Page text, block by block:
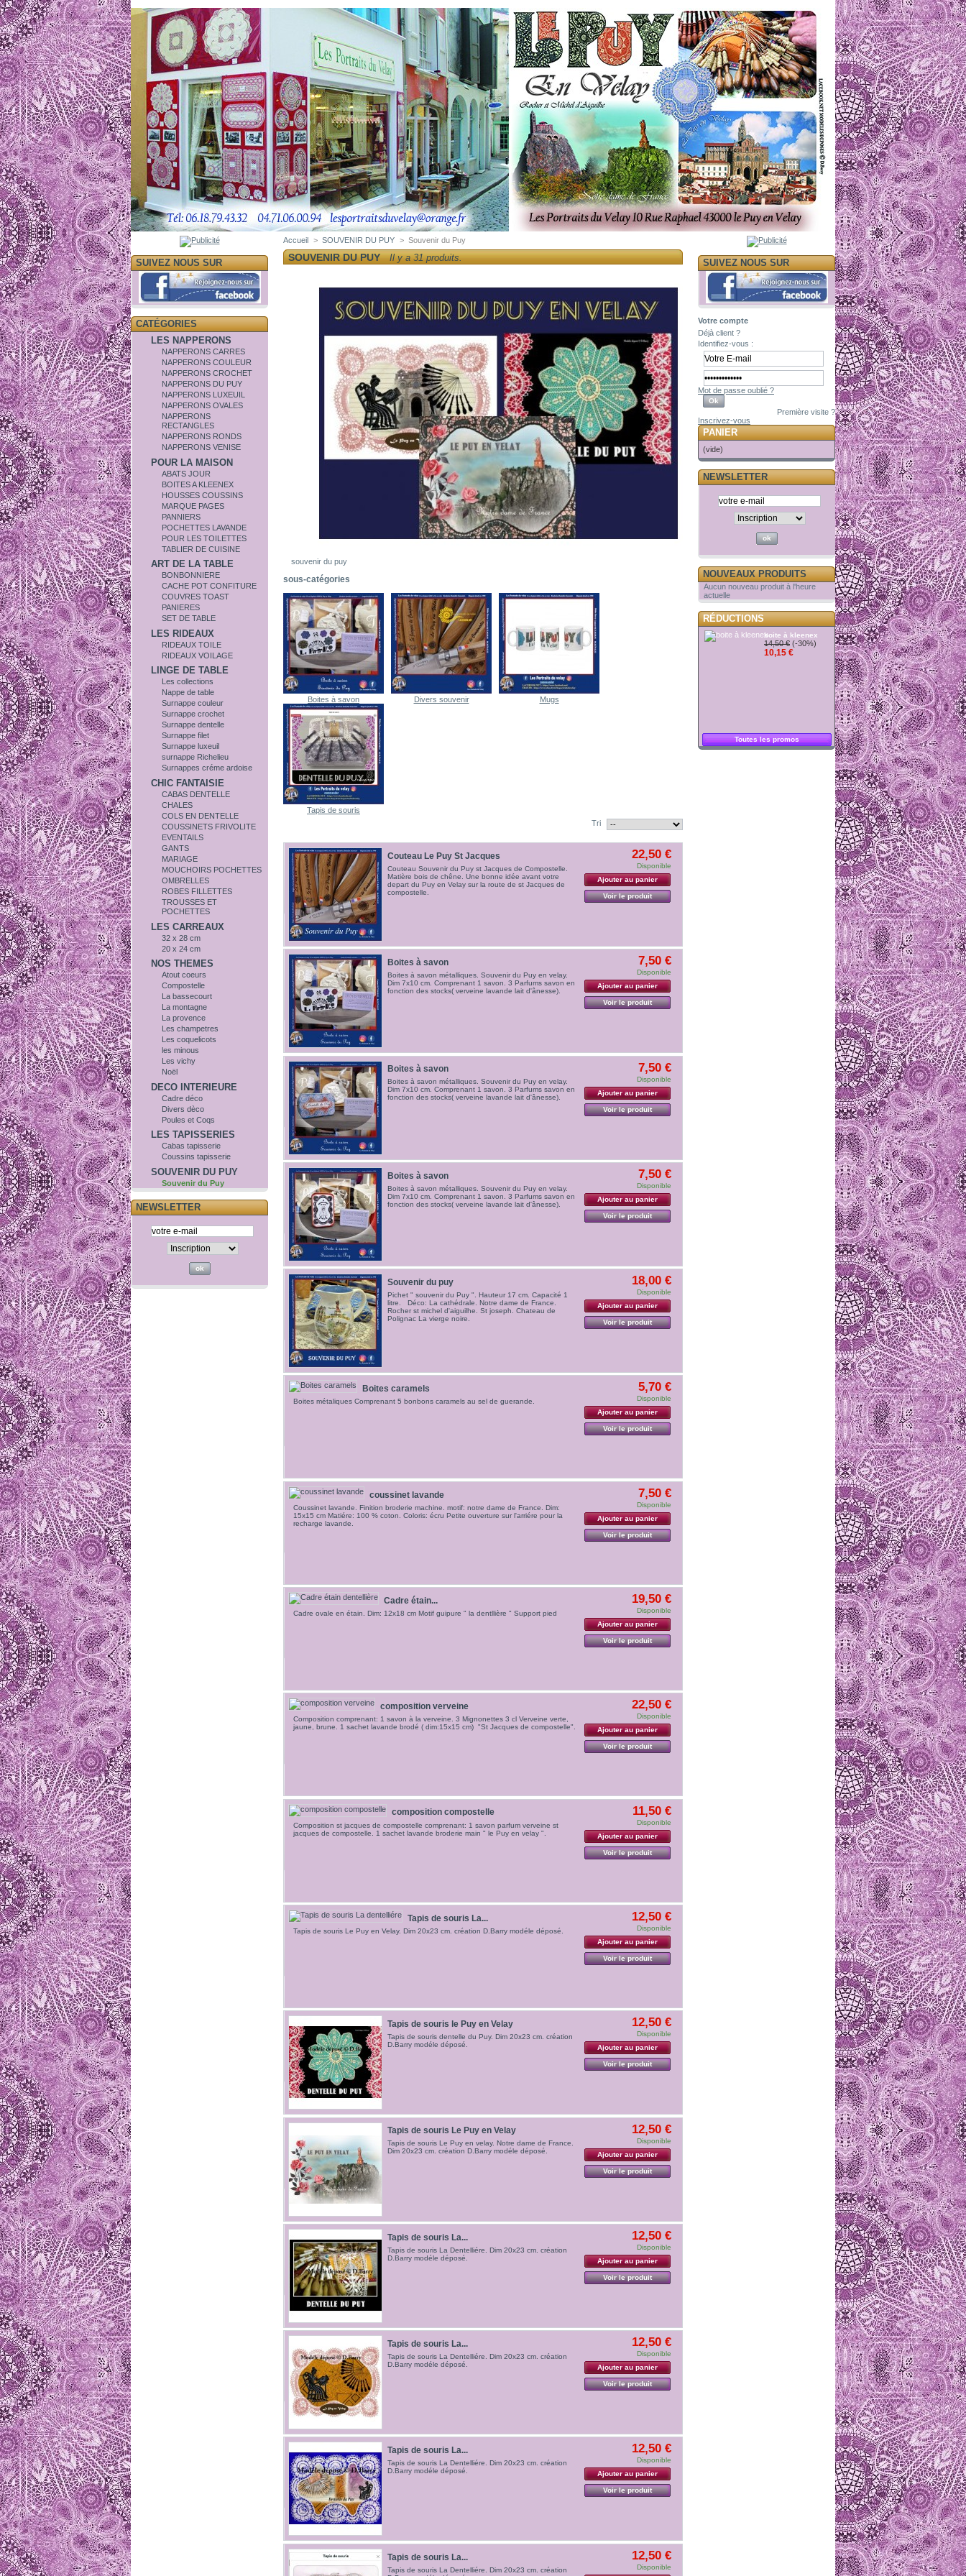
SUIVEZ NOUS SUR
CATÉGORIES
LES NAPPERONS
NAPPERONS CARRES
NAPPERONS COULEUR
NAPPERONS CROCHET
NAPPERONS DU PUY
NAPPERONS LUXEUIL
NAPPERONS OVALES
NAPPERONS
RECTANGLES
NAPPERONS RONDS
NAPPERONS VENISE
POUR LA MAISON
ABATS JOUR
BOITES A KLEENEX
HOUSSES COUSSINS
MARQUE PAGES
PANNIERS
POCHETTES LAVANDE
POUR LES TOILETTES
TABLIER DE CUISINE
ART DE LA TABLE
BONBONNIERE
CACHE POT CONFITURE
COUVRES TOAST
PANIERES
SET DE TABLE
LES RIDEAUX
RIDEAUX TOILE
RIDEAUX VOILAGE
LINGE DE TABLE
Les collections
Nappe de table
Surnappe couleur
Surnappe crochet
Surnappe dentelle
Surnappe filet
Surnappe luxeuil
surnappe Richelieu
Surnappes créme ardoise
CHIC FANTAISIE
CABAS DENTELLE
CHALES
COLS EN DENTELLE
COUSSINETS FRIVOLITE
EVENTAILS
GANTS
MARIAGE
MOUCHOIRS POCHETTES
OMBRELLES
ROBES FILLETTES
TROUSSES ET
POCHETTES
LES CARREAUX
32 x 28 cm
20 x 24 cm
NOS THEMES
Atout coeurs
Compostelle
La bassecourt
La montagne
La provence
Les champetres
Les coquelicots
les minous
Les vichy
Noël
DECO INTERIEURE
Cadre déco
Divers dèco
Poules et Coqs
LES TAPISSERIES
Cabas tapisserie
Coussins tapisserie
SOUVENIR DU PUY
Souvenir du Puy
NEWSLETTER
Accueil > SOUVENIR DU PUY > Souvenir du Puy
SOUVENIR DU PUY Il y a 31 produits.
souvenir du puy
sous-catégories
Boites à savon Divers souvenir Mugs
Tapis de souris
Tri
Couteau Le Puy St Jacques
Couteau Souvenir du Puy st Jacques de Compostelle.
Matière bois de chêne. Une bonne idée avant votre
depart du Puy en Velay sur la route de st Jacques de
compostelle.
22,50 €
Disponible
Ajouter au panier
Voir le produit
Boites à savon
Boites à savon métalliques. Souvenir du Puy en velay.
Dim 7x10 cm. Comprenant 1 savon. 3 Parfums savon en
fonction des stocks( verveine lavande lait d'ânesse).
7,50 €
Disponible
Ajouter au panier
Voir le produit
Boites à savon
Boites à savon métalliques. Souvenir du Puy en velay.
Dim 7x10 cm. Comprenant 1 savon. 3 Parfums savon en
fonction des stocks( verveine lavande lait d'ânesse).
7,50 €
Disponible
Ajouter au panier
Voir le produit
Boites à savon
Boites à savon métalliques. Souvenir du Puy en velay.
Dim 7x10 cm. Comprenant 1 savon. 3 Parfums savon en
fonction des stocks( verveine lavande lait d'ânesse).
7,50 €
Disponible
Ajouter au panier
Voir le produit
Souvenir du puy
Pichet " souvenir du Puy ". Hauteur 17 cm. Capacité 1
litre. Déco: La cathédrale. Notre dame de France.
Rocher st michel d'aiguilhe. St joseph. Chateau de
Polignac La vierge noire.
18,00 €
Disponible
Ajouter au panier
Voir le produit
Boites caramels
Boites métaliques Comprenant 5 bonbons caramels au sel de guerande.
5,70 €
Disponible
Ajouter au panier
Voir le produit
coussinet lavande
Coussinet lavande. Finition broderie machine. motif: notre dame de France. Dim:
15x15 cm Matiére: 100 % coton. Coloris: écru Petite ouverture sur l'arriére pour la
recharge lavande.
7,50 €
Disponible
Ajouter au panier
Voir le produit
Cadre étain...
Cadre ovale en étain. Dim: 12x18 cm Motif guipure " la dentllière " Support pied
19,50 €
Disponible
Ajouter au panier
Voir le produit
composition verveine
Composition comprenant: 1 savon à la verveine. 3 Mignonettes 3 cl Verveine verte,
jaune, brune. 1 sachet lavande brodé ( dim:15x15 cm) "St Jacques de compostelle".
22,50 €
Disponible
Ajouter au panier
Voir le produit
composition compostelle
Composition st jacques de compostelle comprenant: 1 savon parfum verveine st
jacques de compostelle. 1 sachet lavande broderie main " le Puy en velay ".
11,50 €
Disponible
Ajouter au panier
Voir le produit
Tapis de souris La...
Tapis de souris Le Puy en Velay. Dim 20x23 cm. création D.Barry modéle déposé.
12,50 €
Disponible
Ajouter au panier
Voir le produit
Tapis de souris le Puy en Velay
Tapis de souris dentelle du Puy. Dim 20x23 cm. création
D.Barry modéle déposé.
12,50 €
Disponible
Ajouter au panier
Voir le produit
Tapis de souris Le Puy en Velay
Tapis de souris Le Puy en velay. Notre dame de France.
Dim 20x23 cm. création D.Barry modéle déposé.
12,50 €
Disponible
Ajouter au panier
Voir le produit
Tapis de souris La...
Tapis de souris La Dentelliére. Dim 20x23 cm. création
D.Barry modéle déposé.
12,50 €
Disponible
Ajouter au panier
Voir le produit
Tapis de souris La...
Tapis de souris La Dentelliére. Dim 20x23 cm. création
D.Barry modéle déposé.
12,50 €
Disponible
Ajouter au panier
Voir le produit
Tapis de souris La...
Tapis de souris La Dentelliére. Dim 20x23 cm. création
D.Barry modéle déposé.
12,50 €
Disponible
Ajouter au panier
Voir le produit
Tapis de souris La...
Tapis de souris La Dentelliére. Dim 20x23 cm. création
12,50 €
Disponible
SUIVEZ NOUS SUR
Votre compte
Déjà client ?
Identifiez-vous :
Mot de passe oublié ?
Première visite ?
Inscrivez-vous
PANIER
(vide)
NEWSLETTER
NOUVEAUX PRODUITS
Aucun nouveau produit à l'heure
actuelle
RÉDUCTIONS
boite à kleenex
14,50 € (-30%)
10,15 €
Toutes les promos